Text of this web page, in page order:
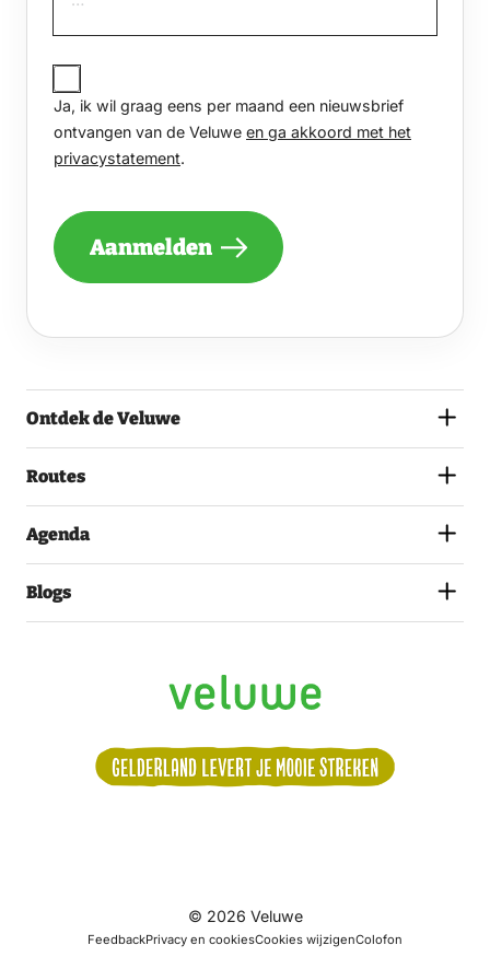
JA,
IK
WIL
GRAAG
EENS
PER
EEN
ONTVANGEN
EN
HET
Ja, ik wil graag eens per maand een nieuwsbrief
ontvangen van de Veluwe en ga akkoord met het
privacystatement.
Aanmelden
Ontdek de Veluwe
Routes
Agenda
Blogs
ons:
© 2026 Veluwe
FeedbackPrivacy en cookiesCookies wijzigenColofon